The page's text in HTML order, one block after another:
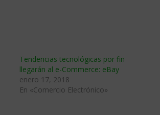
Tendencias tecnológicas por fin
llegarán al e-Commerce: eBay
enero 17, 2018
En «Comercio Electrónico»